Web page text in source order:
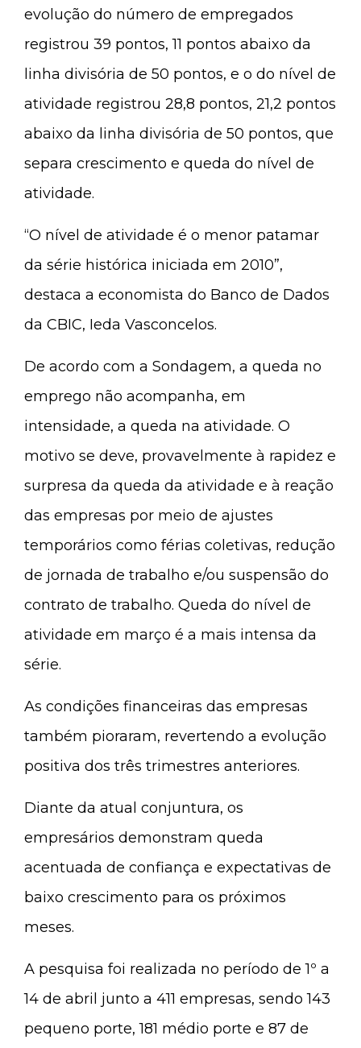
evolução do número de empregados
registrou 39 pontos, 11 pontos abaixo da
linha divisória de 50 pontos, e o do nível de
atividade registrou 28,8 pontos, 21,2 pontos
abaixo da linha divisória de 50 pontos, que
separa crescimento e queda do nível de
atividade.
“O nível de atividade é o menor patamar
da série histórica iniciada em 2010”,
destaca a economista do Banco de Dados
da CBIC, Ieda Vasconcelos.
De acordo com a Sondagem, a queda no
emprego não acompanha, em
intensidade, a queda na atividade. O
motivo se deve, provavelmente à rapidez e
surpresa da queda da atividade e à reação
das empresas por meio de ajustes
temporários como férias coletivas, redução
de jornada de trabalho e/ou suspensão do
contrato de trabalho. Queda do nível de
atividade em março é a mais intensa da
série.
As condições financeiras das empresas
também pioraram, revertendo a evolução
positiva dos três trimestres anteriores.
Diante da atual conjuntura, os
empresários demonstram queda
acentuada de confiança e expectativas de
baixo crescimento para os próximos
meses.
A pesquisa foi realizada no período de 1º a
14 de abril junto a 411 empresas, sendo 143
pequeno porte, 181 médio porte e 87 de